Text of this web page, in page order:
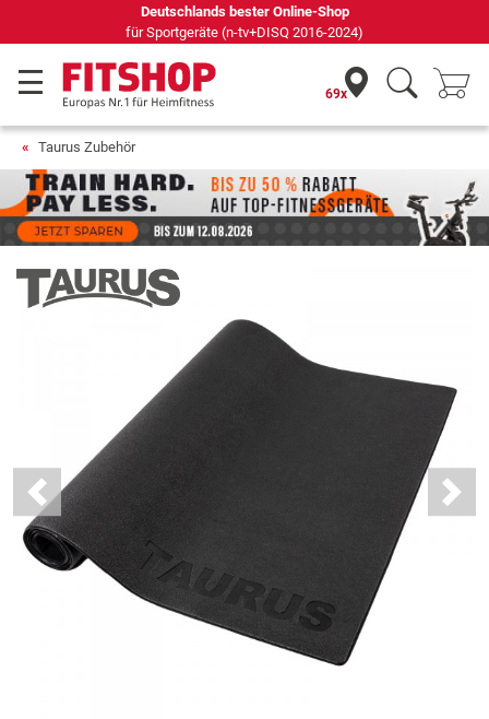
69 Fachmärkte vor Ort mit 75 eigenen Servicetechnikern
69x
Taurus Zubehör
Previous Next